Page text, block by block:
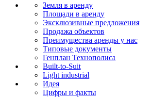
Земля в аренду
Площади в аренду
Эксклюзивные предложения
Продажа объектов
Преимущества аренды у нас
Типовые документы
Генплан Технополиса
Built-to-Suit
Light industrial
Идея
Цифры и факты